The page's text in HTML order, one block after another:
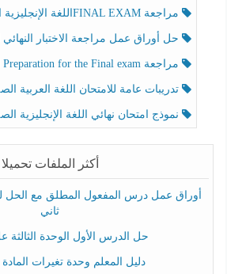
مراجعة FINAL EXAMاللغة الإنجليزية الصف الخامس الفصل الثالث
حل أوراق عمل مراجعة الاختبار النهائي اللغة الإنجليزية
مراجعة Preparation for the Final exam اللغة الإنجليزية الصف الرابع الفصل الثالث
تدريبات عامة للامتحان اللغة العربية الصف
نموذج امتحان نهائي اللغة الإنجليزية الصف
أكثر الملفات تحميلا
أوراق عمل درس المفعول المطلق مع
ثاني
حل الدرس الأول الوحدة
دليل المعلم وحدة تغيرات